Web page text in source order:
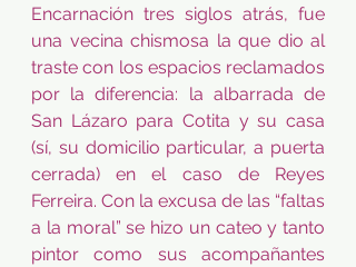
Encarnación tres siglos atrás, fue
una vecina chismosa la que dio al
traste con los espacios reclamados
por la diferencia: la albarrada de
San Lázaro para Cotita y su casa
(sí, su domicilio particular, a puerta
cerrada) en el caso de Reyes
Ferreira. Con la excusa de las “faltas
a la moral” se hizo un cateo y tanto
pintor como sus acompañantes